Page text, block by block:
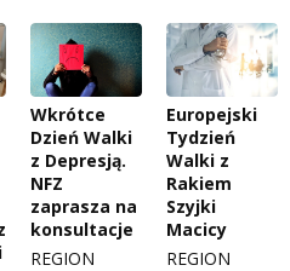
Wkrótce
Dzień Walki
z Depresją.
NFZ
zaprasza na
konsultacje
REGION
Europejski
Tydzień
Walki z
Rakiem
Szyjki
Macicy
REGION